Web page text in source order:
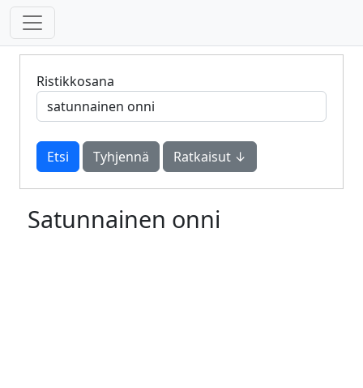
Ristikkosana
Tyhjennä Ratkaisut ↓
Satunnainen onni